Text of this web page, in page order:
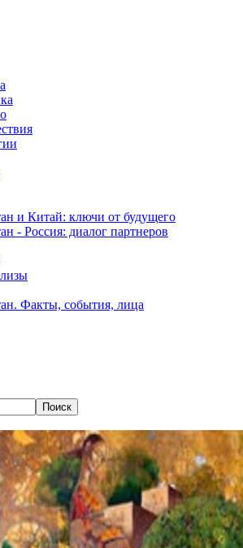
и Китай: ключи от будущего
- Россия: диалог партнеров
Факты, события, лица